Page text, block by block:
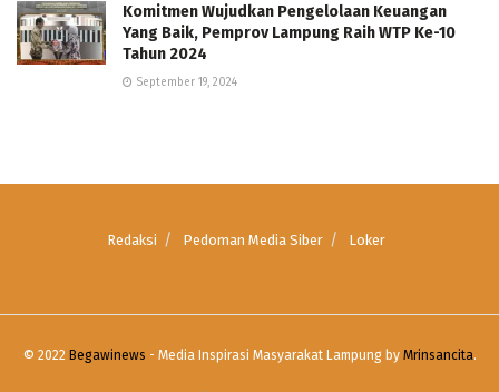
Komitmen Wujudkan Pengelolaan Keuangan
Yang Baik, Pemprov Lampung Raih WTP Ke-10
Tahun 2024
September 19, 2024
Redaksi Pedoman Media Siber Loker
© 2022 Begawinews - Media Inspirasi Masyarakat Lampung by Mrinsancita.